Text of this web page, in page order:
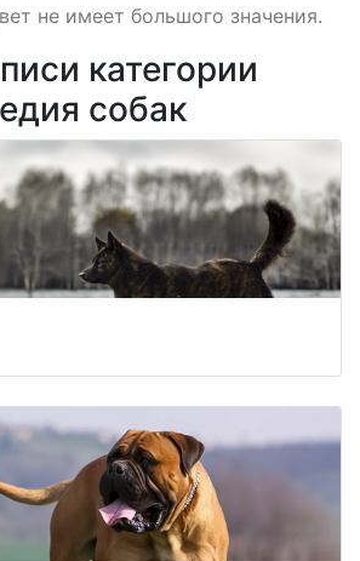
не имеет большого значения.
категории
собак